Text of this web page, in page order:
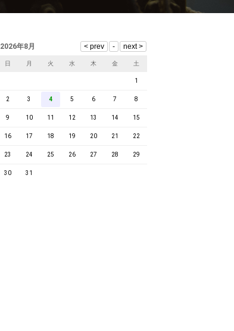
2026年8月
日 月 火 水 木 金 土
1
2 3 4 5 6 7 8
9 10 11 12 13 14 15
16 17 18 19 20 21 22
23 24 25 26 27 28 29
30 31